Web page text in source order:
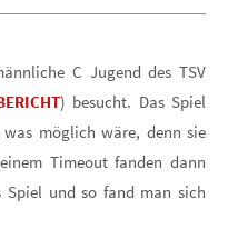
C Jugend des TSV
) besucht. Das Spiel
möglich wäre, denn sie
Timeout fanden dann
Spiel und so fand man sich